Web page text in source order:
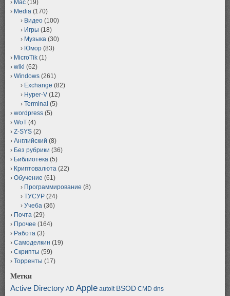
Mac (19)
Media (170)
Видео (100)
Игры (18)
Музыка (30)
Юмор (83)
MicroTik (1)
wiki (62)
Windows (261)
Exchange (82)
Hyper-V (12)
Terminal (5)
wordpress (5)
WoT (4)
Z-SYS (2)
Английский (8)
Без рубрики (36)
Библиотека (5)
Криптовалюта (22)
Обучение (61)
Программирование (8)
ТУСУР (24)
Учеба (36)
Почта (29)
Прочее (164)
Работа (3)
Самоделкин (19)
Скрипты (59)
Торренты (17)
Метки
Active Directory AD Apple autoit BSOD CMD dns